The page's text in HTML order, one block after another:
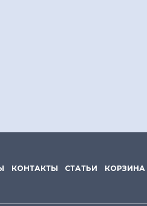
КОНТАКТЫ СТАТЬИ КОРЗИНА